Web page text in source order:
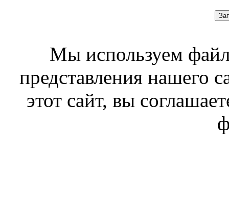
Мы используем
представления нашего
этот сайт, вы